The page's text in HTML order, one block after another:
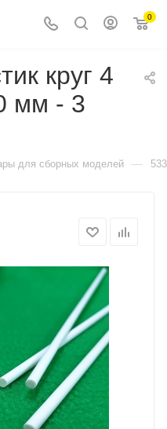
0
круг 4
мм - 3
для сборных моделей —